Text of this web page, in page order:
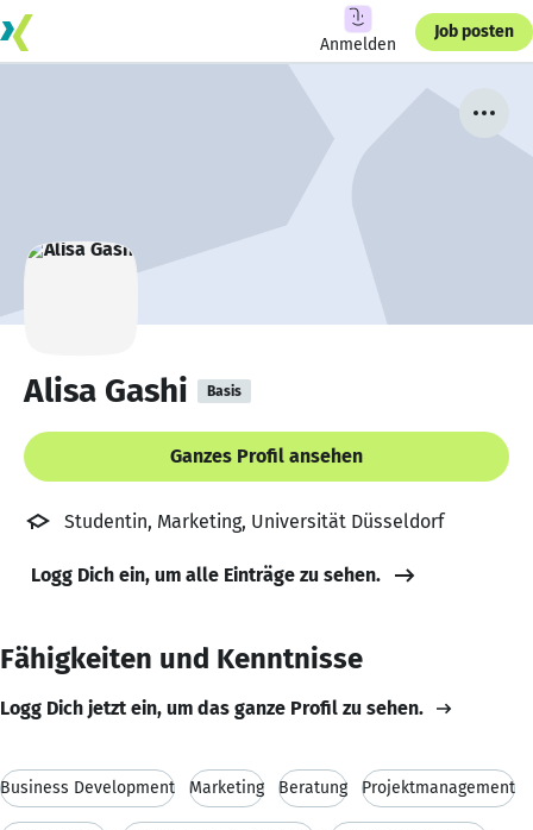
Anmelden
Job posten
Alisa Gashi Basis
Ganzes Profil ansehen
Studentin, Marketing, Universität Düsseldorf
Logg Dich ein, um alle Einträge zu sehen.
Fähigkeiten und Kenntnisse
Logg Dich jetzt ein, um das ganze Profil zu sehen.
Business Development Marketing Beratung Projektmanagement